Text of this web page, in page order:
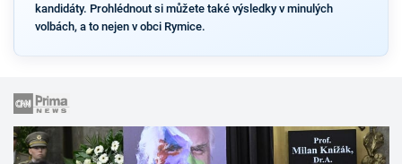
kandidáty. Prohlédnout si můžete také výsledky v minulých
volbách, a to nejen v obci Rymice.